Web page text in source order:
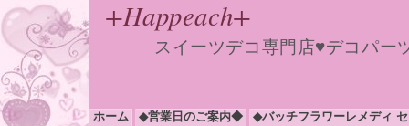
+Happeach+
スイーツデコ専門店♥デコパ
ホーム ◆営業日のご案内◆
◆バッチフラワーレメディ